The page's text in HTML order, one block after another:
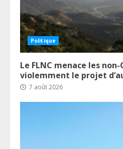
Politique
Le FLNC menace les
violemment le projet
7 août 2026